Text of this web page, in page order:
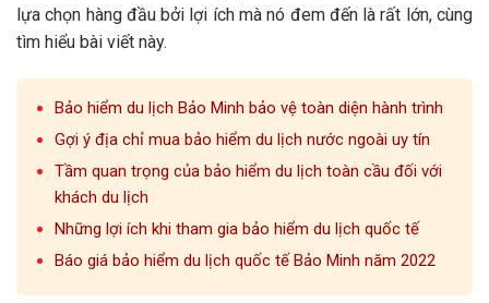
lựa chọn hàng đầu bởi lợi ích mà nó đem đến là rất lớn, cùng
tìm hiểu bài viết này.
Bảo hiểm du lịch Bảo Minh bảo vệ toàn diện hành trình
Gợi ý địa chỉ mua bảo hiểm du lịch nước ngoài uy tín
Tầm quan trọng của bảo hiểm du lịch toàn cầu đối với
khách du lịch
Những lợi ích khi tham gia bảo hiểm du lịch quốc tế
Báo giá bảo hiểm du lịch quốc tế Bảo Minh năm 2022